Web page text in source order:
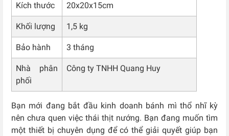
Kích thước 20x20x15cm
Khối lượng 1,5 kg
Bảo hành 3 tháng
Nhà phân
phối
Công ty TNHH Quang Huy
Bạn mới đang bắt đầu kinh doanh bánh mì thổ nhĩ kỳ
nên chưa quen việc thái thịt nướng. Bạn đang muốn tìm
một thiết bị chuyên dụng để có thể giải quyết giúp bạn